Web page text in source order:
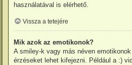
használatával is elérhető.
Vissza a tetejére
Mik azok az emotikonok?
A smiley-k vagy más néven
érzéseket lehet kifejezni. Például a :)